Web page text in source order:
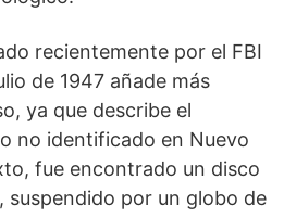
recientemente por el FBI
de 1947 añade más
ya que describe el
no identificado en Nuevo
fue encontrado un disco
suspendido por un globo de